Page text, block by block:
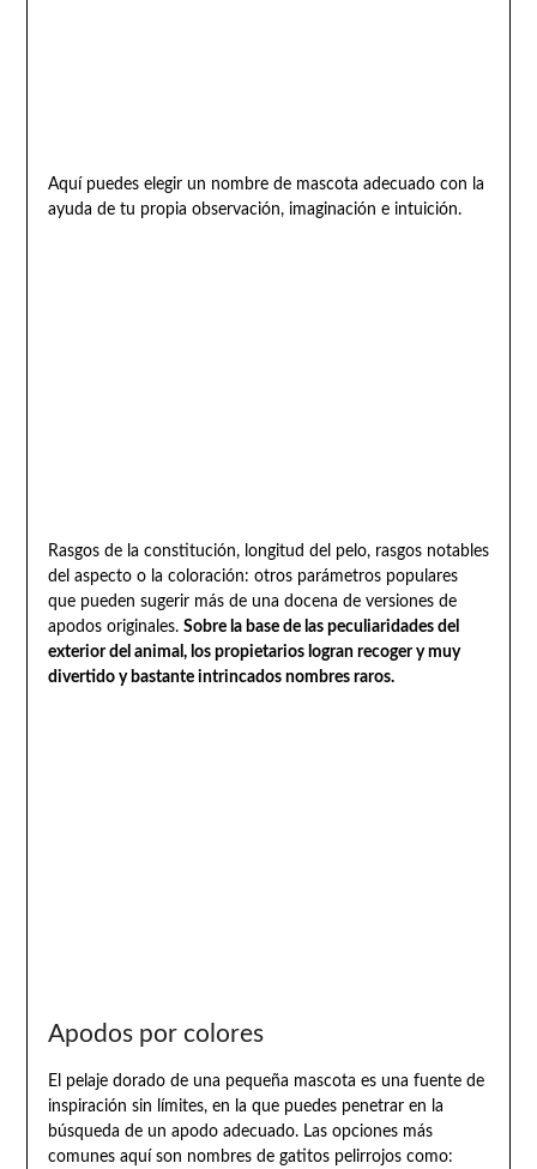
Aquí puedes elegir un nombre de mascota adecuado con la
ayuda de tu propia observación, imaginación e intuición.
Rasgos de la constitución, longitud del pelo, rasgos notables
del aspecto o la coloración: otros parámetros populares
que pueden sugerir más de una docena de versiones de
apodos originales. Sobre la base de las peculiaridades del
exterior del animal, los propietarios logran recoger y muy
divertido y bastante intrincados nombres raros.
Apodos por colores
El pelaje dorado de una pequeña mascota es una fuente de
inspiración sin límites, en la que puedes penetrar en la
búsqueda de un apodo adecuado. Las opciones más
comunes aquí son nombres de gatitos pelirrojos como: